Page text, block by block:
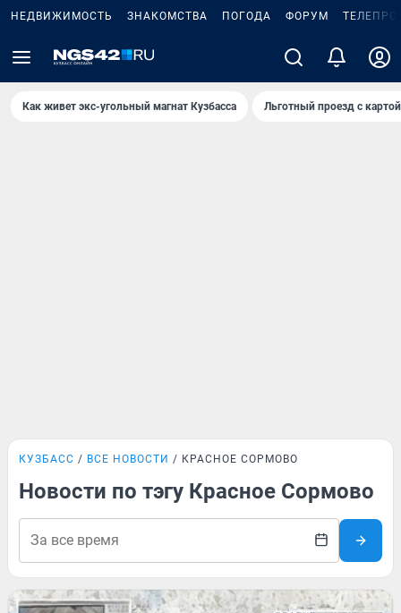
НЕДВИЖИМОСТЬ ЗНАКОМСТВА ПОГОДА ФОРУМ
Как живет экс-угольный магнат Кузбасса Льготный проезд с
КУЗБАСС ВСЕ НОВОСТИ КРАСНОЕ СОРМОВО
Новости по тэгу Красное Сормово